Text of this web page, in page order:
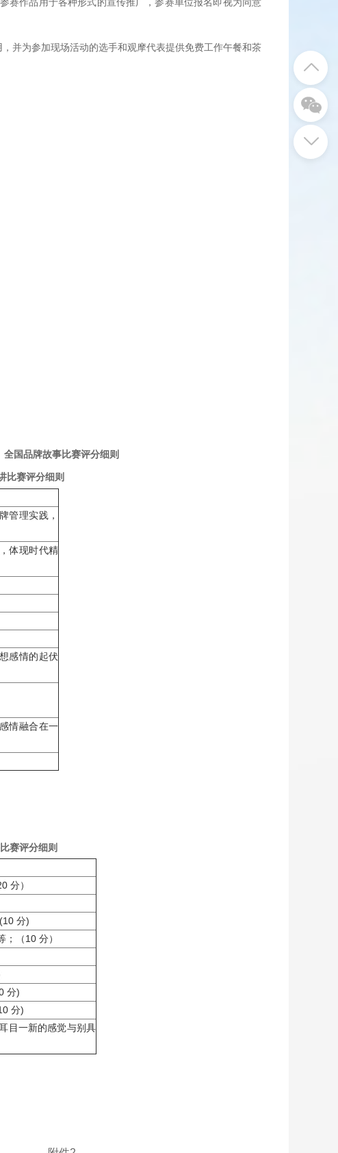
并为参加现场活动的选手和观摩代表提供免费工作午餐和茶
全国品牌故事比赛评分细则
则
管理实践，
体现时代精
感情的起伏
情融合在一
比赛评分细则
分）
分)
（10 分）
分)
分)
目一新的感觉与别具